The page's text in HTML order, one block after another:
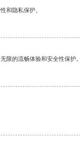
和隐私保护。
限的流畅体验和安全性保护